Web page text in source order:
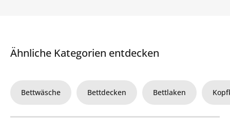
Ähnliche Kategorien entdecken
Bettwäsche Bettdecken Bettlaken